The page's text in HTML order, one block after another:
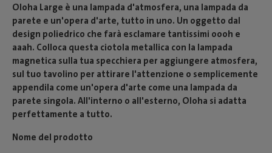
Oloha Large è una lampada d'atmosfera, una lampada da
parete e un'opera d'arte, tutto in uno. Un oggetto dal
design poliedrico che farà esclamare tantissimi oooh e
aaah. Colloca questa ciotola metallica con la lampada
magnetica sulla tua specchiera per aggiungere atmosfera,
sul tuo tavolino per attirare l'attenzione o semplicemente
appendila come un'opera d'arte come una lampada da
parete singola. All'interno o all'esterno, Oloha si adatta
perfettamente a tutto.
Nome del prodotto